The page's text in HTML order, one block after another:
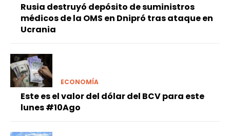
Rusia destruyó depósito de suministros
médicos de la OMS en Dnipró tras ataque en
Ucrania
ECONOMÍA
Este es el valor del dólar del BCV para este
lunes #10Ago